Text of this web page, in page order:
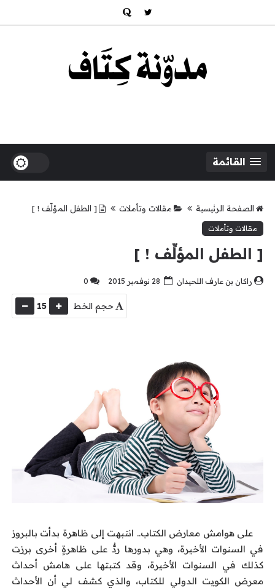
القائمة
الصفحة الرئيسية مقالات وتأملات [ الطفل المؤلِّف ! ]
مقالات وتأملات
[ الطفل المؤلِّف ! ]
راكان بن عارف اللحيدان 0
حجم الخط 15
على هوامش معارض الكتاب.. انتبهت إلى ظاهرة بدأت بالبروز
في السنوات الأخيرة، وهي بدورها ردٌّ على ظاهرةٍ أخرى برزت
كذلك في السنوات الأخيرة، وقد كتبتها على هامش أحداث
معرض الكويت الدولي للكتاب، والذي كشف لي أن الأحداث